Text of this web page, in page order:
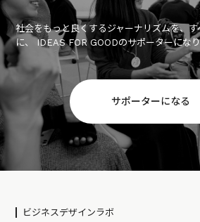
社会をもっと良くするジャーナリズムを、
に、 IDEAS FOR GOODのサポーターにな
サポーターになる
ビジネスデザインラボ